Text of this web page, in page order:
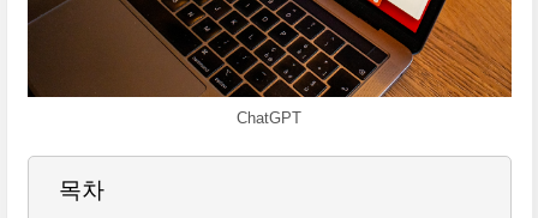
ChatGPT
목차